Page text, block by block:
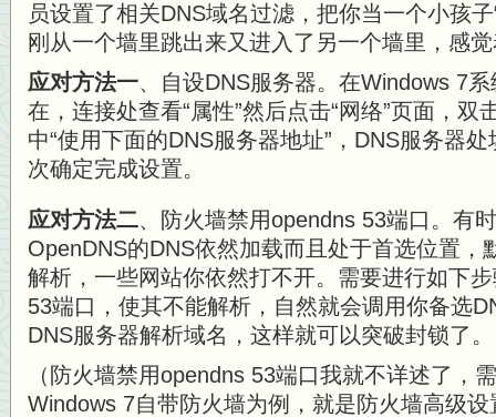
员设置了相关DNS域名过滤，把你当一个小孩
刚从一个墙里跳出来又进入了另一个墙里，感
应对方法一、自设DNS服务器。在Windows 7
在，连接处查看“属性”然后点击“网络”页面，双
中“使用下面的DNS服务器地址”，DNS服务器
次确定完成设置。
应对方法二、防火墙禁用opendns 53端口。有
OpenDNS的DNS依然加载而且处于首选位置，
解析，一些网站你依然打不开。需要进行如下
53端口，使其不能解析，自然就会调用你备选
DNS服务器解析域名，这样就可以突破封锁了。
（防火墙禁用opendns 53端口我就不详述了，
Windows 7自带防火墙为例，就是防火墙高级